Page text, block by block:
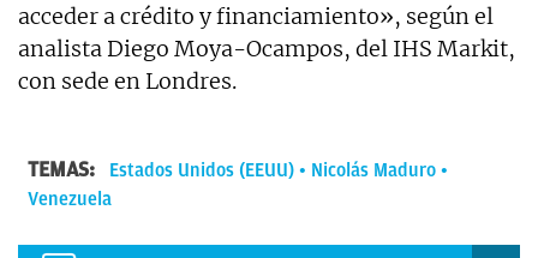
acceder a crédito y financiamiento», según el
analista Diego Moya-Ocampos, del IHS Markit,
con sede en Londres.
TEMAS: Estados Unidos (EEUU)
Nicolás Maduro
Venezuela